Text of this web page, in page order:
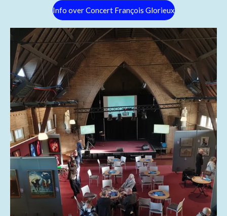
Info over Concert François Glorieux